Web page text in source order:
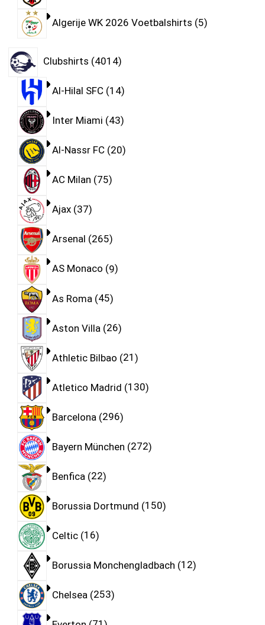
Algerije WK 2026 Voetbalshirts 5
Clubshirts 4014
Al-Hilal SFC 14
Inter Miami 43
Al-Nassr FC 20
AC Milan 75
Ajax 37
Arsenal 265
AS Monaco 9
As Roma 45
Aston Villa 26
Athletic Bilbao 21
Atletico Madrid 130
Barcelona 296
Bayern München 272
Benfica 22
Borussia Dortmund 150
Celtic 16
Borussia Monchengladbach 12
Chelsea 253